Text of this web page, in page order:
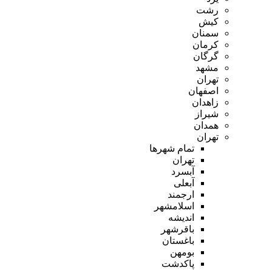
رشت
کیش
سمنان
کرمان
گرگان
مشهد
تهران
اصفهان
زاهدان
شیراز
همدان
تهران
تمام شهر‌ها
تهران
آبسرد
آبعلی
ارجمند
اسلامشهر
اندیشه
باقرشهر
باغستان
بومهن
پاکدشت